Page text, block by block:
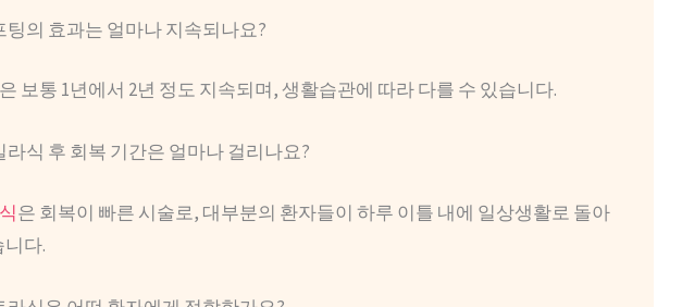
팅의 효과는 얼마나 지속되나요?
은 보통 1년에서 2년 정도 지속되며, 생활습관에 따라 다를 수 있습니다.
라식 후 회복 기간은 얼마나 걸리나요?
은 회복이 빠른 시술로, 대부분의 환자들이 하루 이틀 내에 일상생활로 돌아
니다.